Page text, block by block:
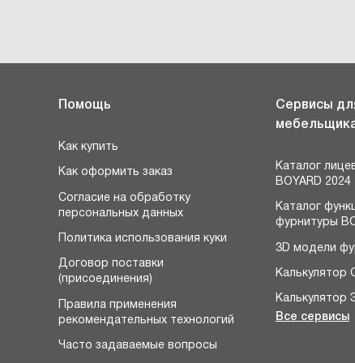
Помощь
Как купить
Как оформить заказ
Согласие на обработку
персональных данных
Политика использования куки
Договор поставки
(присоединения)
Правила применения
рекомендательных технологий
Часто задаваемые вопросы
Сервисы
Каталог
BOYARD 2024
Каталог
фурнитуры
3D модели
Калькулятор
Калькулятор
Конструктор
Все сервисы